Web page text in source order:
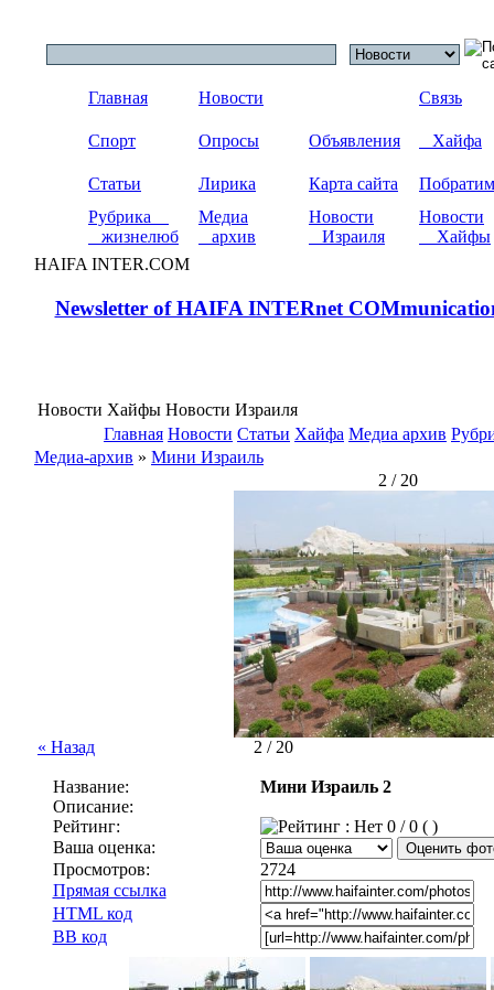
Главная Новости Связь
Спорт Опросы Объявления Хайфа
Статьи Лирика Карта сайта
Рубрика
жизнелюб
Медиа
архив
Новости
Израиля
Новости
Хайфы
HAIFA INTER.COM
Newsletter of HAIFA INTERnet
Новости Хайфы Новости Израиля
Главная Новости Статьи Хайфа Медиа архив
Медиа-архив » Мини Израиль
2 / 20
« Назад 2 / 20
Название:
Мини Израиль 2
Описание:
Рейтинг:
0 / 0 ( )
Ваша оценка:
Просмотров:
2724
Прямая ссылка
HTML код
BB код